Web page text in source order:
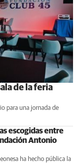
de la feria
para una jornada de
escogidas entre
Antonio
ha hecho pública la